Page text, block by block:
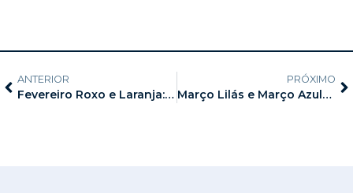
ANTERIOR
Fevereiro Roxo e Laranja: conscientização e prevenção para uma vida mais saudável
PRÓXIMO
Março Lilás e Março Azul-Marinho, causas apoiadas pelo SINDSEMP-AM